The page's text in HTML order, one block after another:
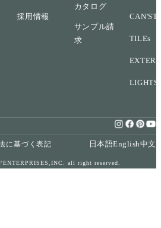
採用情報
カタログ
サンプル請
求
TILEs
LIGHTS
に基づく表記 日本語English中文
all right reserved.